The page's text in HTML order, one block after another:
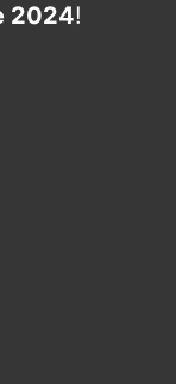
2024!